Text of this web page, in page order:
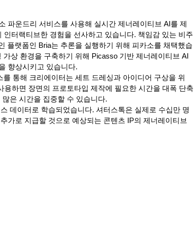
파운드리 서비스를 사용해 실시간 제너레이티브 AI를 제
터랙티브한 경험을 선사하고 있습니다. 책임감 있는 비주
플랫폼인 Bria는 추론을 실행하기 위해 피카소를 채택했습
상 환경을 구축하기 위해 Picasso 기반 제너레이티브 AI
향상시키고 있습니다.
통해 크리에이터는 세트 드레싱과 아이디어 구상을 위
하면 장면의 프로토타입 제작에 필요한 시간을 대폭 단축
은 시간을 집중할 수 있습니다.
데이터로 학습되었습니다. 셔터스톡은 실제로 수십만 명
가로 지급할 것으로 예상되는 콘텐츠 IP의 제너레이티브